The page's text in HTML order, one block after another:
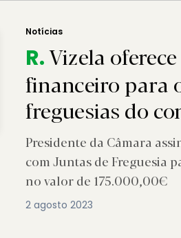
Notícias
R.Vizela
financeiro para
freguesias do
Presidente da Câmara
com Juntas de Freguesia
no valor de 175.000,00€
2 agosto 2023